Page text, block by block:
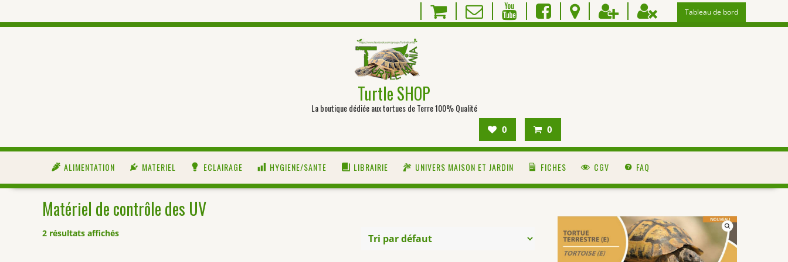
Tableau de bord
Turtle SHOP
La boutique dédiée aux tortues de Terre 100% Qualité
0 0
ALIMENTATION MATERIEL ECLAIRAGE HYGIENE/SANTE LIBRAIRIE UNIVERS MAISON ET JARDIN FICHES CGV FAQ
Matériel de contrôle des UV
2 résultats affichés